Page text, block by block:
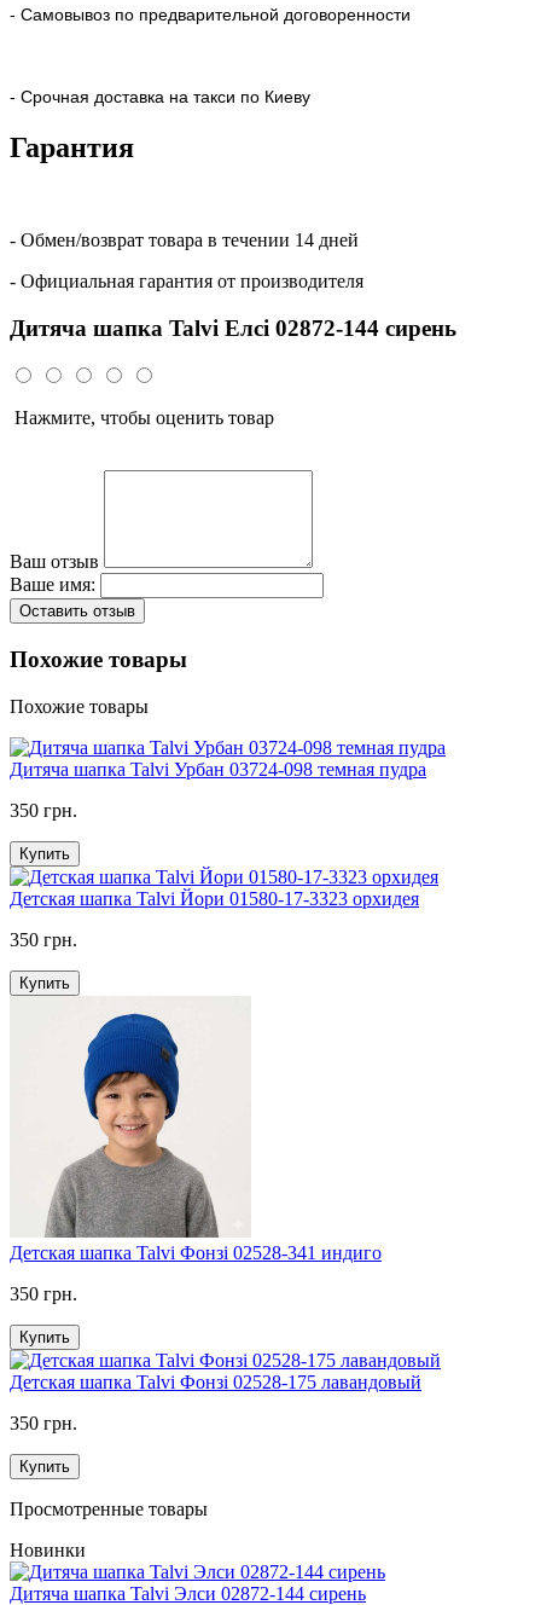
- Самовывоз по предварительной договоренности
- Срочная доставка на такси по Киеву
Гарантия
- Обмен/возврат товара в течении 14 дней
- Официальная гарантия от производителя
Дитяча шапка Talvi Елсі 02872-144 сирень
Нажмите, чтобы оценить товар
Ваш отзыв
Ваше имя:
Оставить отзыв
Похожие товары
Похожие товары
Дитяча шапка Talvi Урбан 03724-098 темная пудра
350 грн.
Купить
Детская шапка Talvi Йори 01580-17-3323 орхидея
350 грн.
Купить
Детская шапка Talvi Фонзі 02528-341 индиго
350 грн.
Купить
Детская шапка Talvi Фонзі 02528-175 лавандовый
350 грн.
Купить
Просмотренные товары
Новинки
Дитяча шапка Talvi Элси 02872-144 сирень